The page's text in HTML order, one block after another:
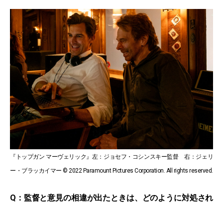
『トップガン マーヴェリック』 左：ジョセフ・コシンスキー監督 右：ジェリ
ー・ブラッカイマー © 2022 Paramount Pictures Corporation. All rights reserved.
Q：監督と意見の相違が出たときは、どのように対処され